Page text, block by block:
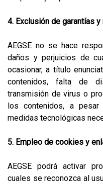
4. Exclusión de garantías
AEGSE no se hace
daños y perjuicios de
ocasionar, a título
contenidos, falta de
transmisión de virus o
los contenidos, a
medidas tecnológicas
5. Empleo de cookies y
AEGSE podrá activar
cuales se reconozca al